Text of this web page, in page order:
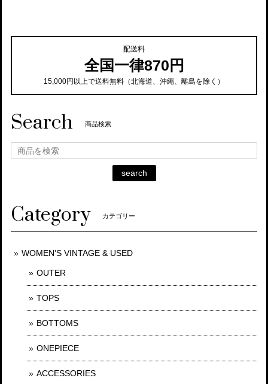
配送料
全国一律870円
15,000円以上で送料無料（北海道、沖繩、離島を除く）
Search 商品検索
search
Category カテゴリー
WOMEN'S VINTAGE & USED
OUTER
TOPS
BOTTOMS
ONEPIECE
ACCESSORIES